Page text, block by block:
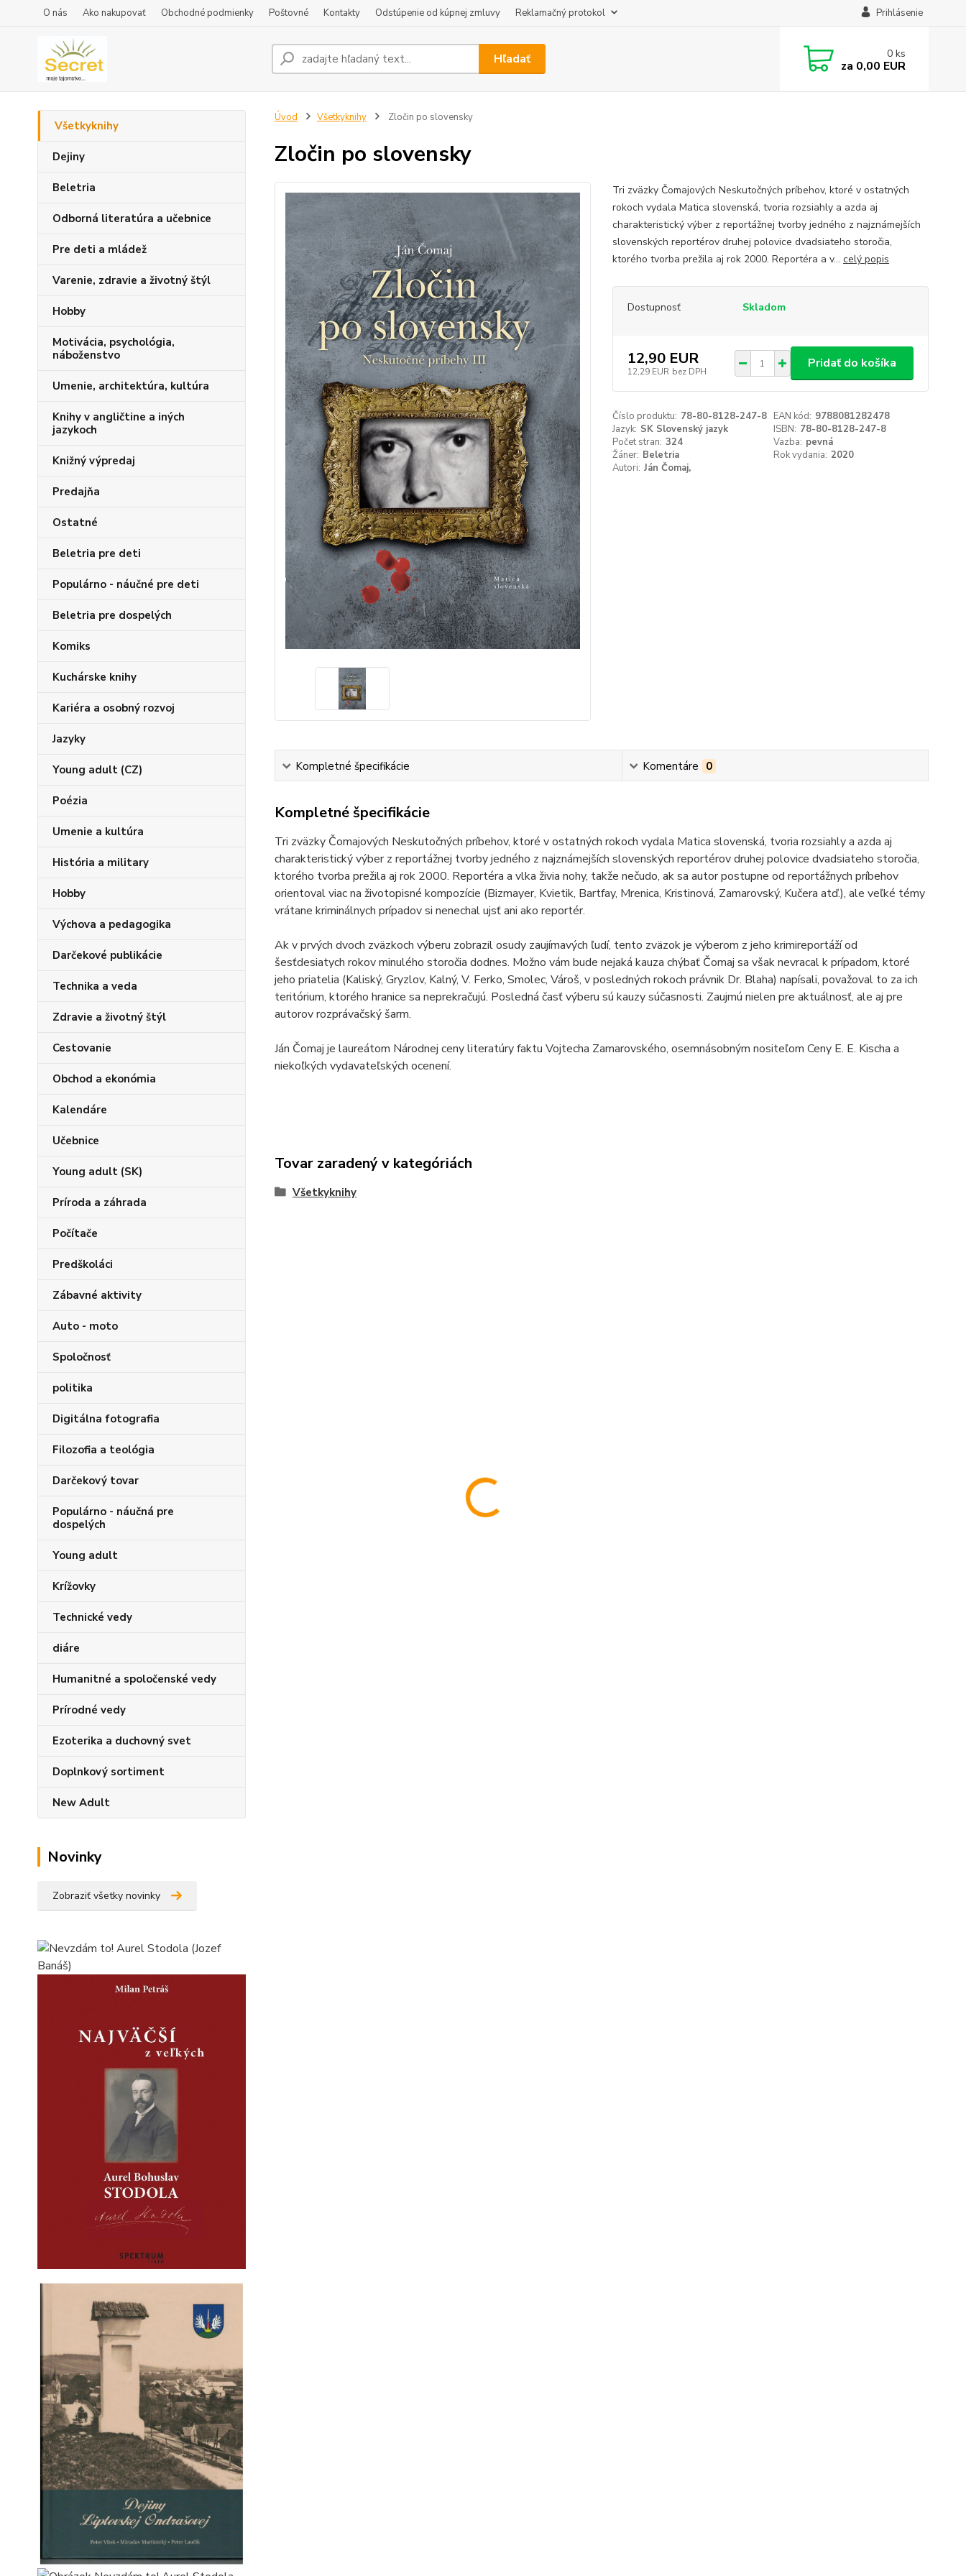
O nás Ako nakupovať Obchodné podmienky Poštovné Kontakty Odstúpenie od kúpnej zmluvy Reklamačný protokol Prihlásenie
Hľadať 0 ks
za 0,00 EUR
Všetkyknihy
Dejiny
Beletria
Odborná literatúra a učebnice
Pre deti a mládež
Varenie, zdravie a životný štýl
Hobby
Motivácia, psychológia,
náboženstvo
Umenie, architektúra, kultúra
Knihy v angličtine a iných
jazykoch
Knižný výpredaj
Predajňa
Ostatné
Beletria pre deti
Populárno - náučné pre deti
Beletria pre dospelých
Komiks
Kuchárske knihy
Kariéra a osobný rozvoj
Jazyky
Young adult (CZ)
Poézia
Umenie a kultúra
História a military
Hobby
Výchova a pedagogika
Darčekové publikácie
Technika a veda
Zdravie a životný štýl
Cestovanie
Obchod a ekonómia
Kalendáre
Učebnice
Young adult (SK)
Príroda a záhrada
Počítače
Predškoláci
Zábavné aktivity
Auto - moto
Spoločnosť
politika
Digitálna fotografia
Filozofia a teológia
Darčekový tovar
Populárno - náučná pre
dospelých
Young adult
Krížovky
Technické vedy
diáre
Humanitné a spoločenské vedy
Prírodné vedy
Ezoterika a duchovný svet
Doplnkový sortiment
New Adult
Novinky
Zobraziť všetky novinky
Úvod Všetkyknihy Zločin po slovensky
Zločin po slovensky
Tri zväzky Čomajových Neskutočných príbehov, ktoré v ostatných
rokoch vydala Matica slovenská, tvoria rozsiahly a azda aj
charakteristický výber z reportážnej tvorby jedného z najznámejších
slovenských reportérov druhej polovice dvadsiateho storočia,
ktorého tvorba prežila aj rok 2000. Reportéra a v... celý popis
Dostupnosť Skladom
12,90 EUR
12,29 EUR bez DPH
Pridať do košíka
Číslo produktu: 78-80-8128-247-8 EAN kód: 9788081282478
Jazyk: SK Slovenský jazyk ISBN: 78-80-8128-247-8
Počet stran: 324 Vazba: pevná
Žáner: Beletria Rok vydania: 2020
Autori: Ján Čomaj,
Kompletné špecifikácie Komentáre 0
Kompletné špecifikácie
Tri zväzky Čomajových Neskutočných príbehov, ktoré v ostatných rokoch vydala Matica slovenská, tvoria rozsiahly a azda aj
charakteristický výber z reportážnej tvorby jedného z najznámejších slovenských reportérov druhej polovice dvadsiateho storočia,
ktorého tvorba prežila aj rok 2000. Reportéra a vlka živia nohy, takže nečudo, ak sa autor postupne od reportážnych príbehov
orientoval viac na životopisné kompozície (Bizmayer, Kvietik, Bartfay, Mrenica, Kristinová, Zamarovský, Kučera atď.), ale veľké témy
vrátane kriminálnych prípadov si nenechal ujsť ani ako reportér.
Ak v prvých dvoch zväzkoch výberu zobrazil osudy zaujímavých ľudí, tento zväzok je výberom z jeho krimireportáží od
šesťdesiatych rokov minulého storočia dodnes. Možno vám bude nejaká kauza chýbať Čomaj sa však nevracal k prípadom, ktoré
jeho priatelia (Kaliský, Gryzlov, Kalný, V. Ferko, Smolec, Vároš, v posledných rokoch právnik Dr. Blaha) napísali, považoval to za ich
teritórium, ktorého hranice sa neprekračujú. Posledná časť výberu sú kauzy súčasnosti. Zaujmú nielen pre aktuálnosť, ale aj pre
autorov rozprávačský šarm.
Ján Čomaj je laureátom Národnej ceny literatúry faktu Vojtecha Zamarovského, osemnásobným nositeľom Ceny E. E. Kischa a
niekoľkých vydavateľských ocenení.
Tovar zaradený v kategóriách
Všetkyknihy